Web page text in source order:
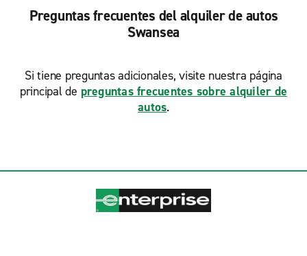
Preguntas frecuentes del alquiler de autos
Swansea
Si tiene preguntas adicionales, visite nuestra página
principal de preguntas frecuentes sobre alquiler de
autos.